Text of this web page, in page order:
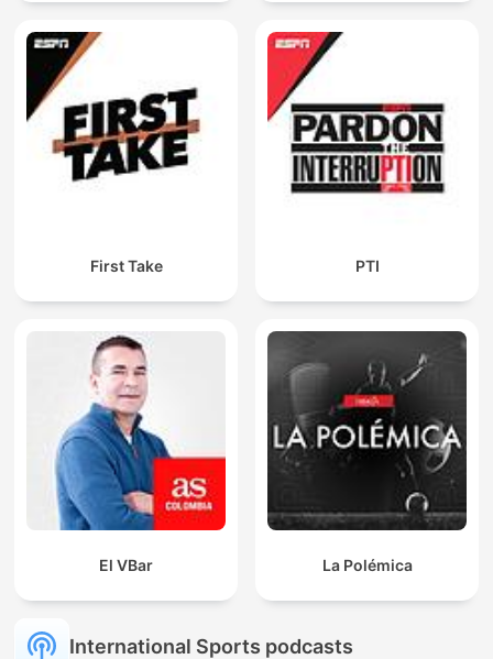
First Take PTI
El VBar La Polémica
International Sports podcasts